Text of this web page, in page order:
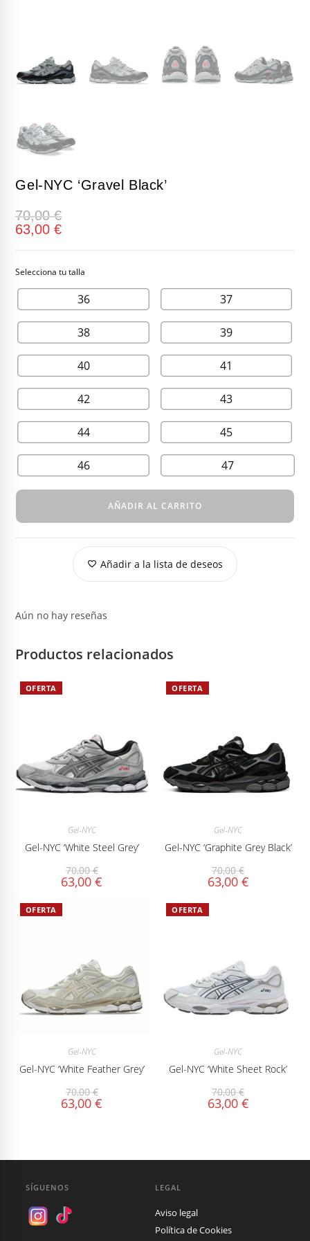
Gel-NYC ‘Gravel Black’
70,00€
63,00€
36 37
38 39
40 41
42 43
44 45
46 47
AÑADIR AL CARRITO
Añadir a la lista de deseos
Aún no hay reseñas
Productos relacionados
OFERTA
Gel-NYC
Gel-NYC ‘White Steel Grey’
70,00€
63,00€
OFERTA
Gel-NYC
Gel-NYC ‘Graphite Grey Black’
70,00€
63,00 €
OFERTA
Gel-NYC
Gel-NYC ‘White Feather Grey’
70,00€
63,00€
OFERTA
Gel-NYC
Gel-NYC ‘White Sheet Rock’
70,00€
63,00 €
SÍGUENOS LEGAL
Aviso legal
Política de Cookies